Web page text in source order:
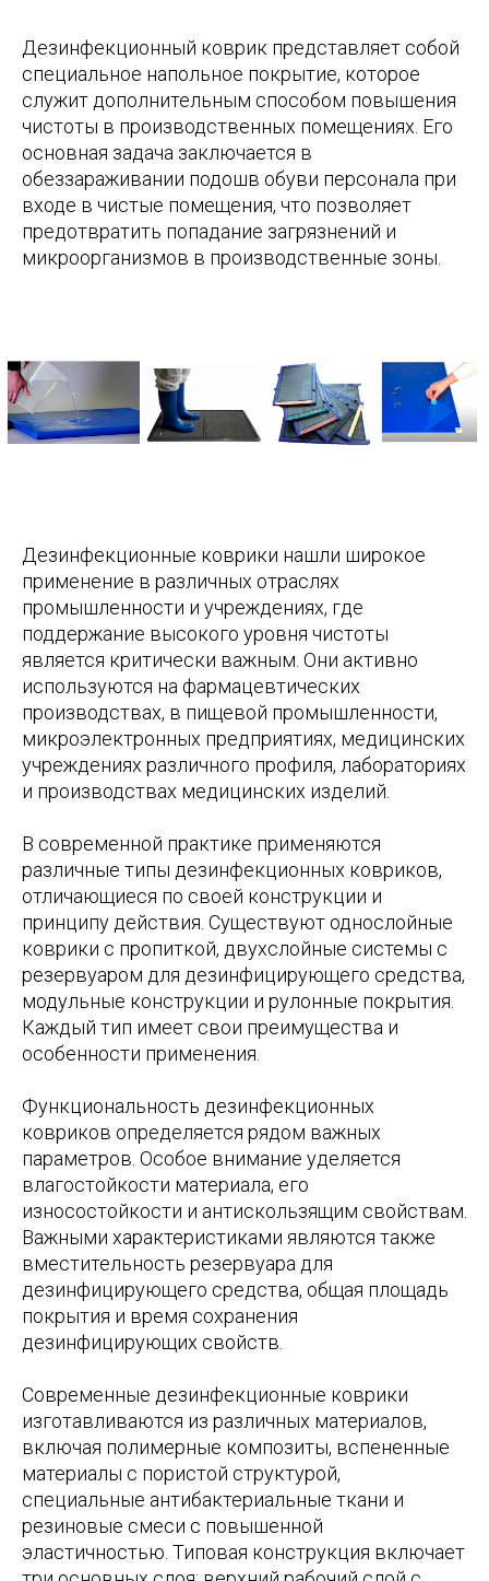
Дезинфекционный коврик представляет собой
специальное напольное покрытие, которое
служит дополнительным способом повышения
чистоты в производственных помещениях. Его
основная задача заключается в
обеззараживании подошв обуви персонала при
входе в чистые помещения, что позволяет
предотвратить попадание загрязнений и
микроорганизмов в производственные зоны.
Дезинфекционные коврики нашли широкое
применение в различных отраслях
промышленности и учреждениях, где
поддержание высокого уровня чистоты
является критически важным. Они активно
используются на фармацевтических
производствах, в пищевой промышленности,
микроэлектронных предприятиях, медицинских
учреждениях различного профиля, лабораториях
и производствах медицинских изделий.
В современной практике применяются
различные типы дезинфекционных ковриков,
отличающиеся по своей конструкции и
принципу действия. Существуют однослойные
коврики с пропиткой, двухслойные системы с
резервуаром для дезинфицирующего средства,
модульные конструкции и рулонные покрытия.
Каждый тип имеет свои преимущества и
особенности применения.
Функциональность дезинфекционных
ковриков определяется рядом важных
параметров. Особое внимание уделяется
влагостойкости материала, его
износостойкости и антискользящим свойствам.
Важными характеристиками являются также
вместительность резервуара для
дезинфицирующего средства, общая площадь
покрытия и время сохранения
дезинфицирующих свойств.
Современные дезинфекционные коврики
изготавливаются из различных материалов,
включая полимерные композиты, вспененные
материалы с пористой структурой,
специальные антибактериальные ткани и
резиновые смеси с повышенной
эластичностью. Типовая конструкция включает